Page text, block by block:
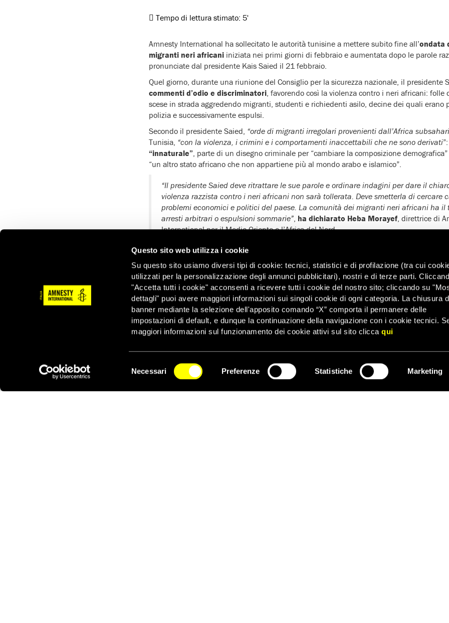
Questo sito web utilizza i cookie
Su questo sito usiamo diversi tipi di cookie: tecnici, statistici e di profilazione (tra cui
utilizzati per la personalizzazione degli annunci pubblicitari), nostri e di terze parti.
"Accetta tutti i cookie" acconsenti a ricevere tutti i cookie del nostro sito; cliccando su
dettagli" puoi avere maggiori informazioni sui singoli cookie di ogni categoria. La chiusura
banner mediante la selezione dell'apposito comando “X” comporta il permanere delle
impostazioni di default, e dunque la continuazione della navigazione con i cookie tecnici.
maggiori informazioni sul funzionamento dei cookie attivi sul sito cliccaqui
del
Necessari Preferenze Statistiche Marketing
Tempo di lettura stimato: 5'
Amnesty International ha sollecitato le autorità tunisine a mettere subito fine all’ondata
migranti neri africani iniziata nei primi giorni di febbraio e aumentata dopo le parole
pronunciate dal presidente Kais Saied il 21 febbraio.
Quel giorno, durante una riunione del Consiglio per la sicurezza nazionale, il presidente
commenti d’odio e discriminatori, favorendo così la violenza contro i neri africani: folle
scese in strada aggredendo migranti, studenti e richiedenti asilo, decine dei quali erano
polizia e successivamente espulsi.
Secondo il presidente Saied, “orde di migranti irregolari provenienti dall’Africa
Tunisia, “con la violenza, i crimini e i comportamenti inaccettabili che ne sono derivati
“innaturale”, parte di un disegno criminale per “cambiare la composizione
“un altro stato africano che non appartiene più al mondo arabo e islamico”.
“Il presidente Saied deve ritrattare le sue parole e ordinare indagini per dare il
violenza razzista contro i neri africani non sarà tollerata. Deve smetterla di cercare
problemi economici e politici del paese. La comunità dei migranti neri africani ha il
arresti arbitrari o espulsioni sommarie”, ha dichiarato Heba Morayef, direttrice di
International per il Medio Oriente e l’Africa del Nord.
“Fino ad oggi le autorità tunisine hanno minimizzato se non negato completamente
devono indagare sulle violenze della polizia contro i migranti neri africani, porre subito
impedire ulteriori attacchi razzisti da parte di gruppi violenti o agenti dello stato”, ha
Dopo due settimane di negazione dei fatti e le proteste internazionali suscitate dalle
Saied,il 5 marzo le autorità tunisine hanno annunciato “nuove misure” per favorire
dei migranti che le procedure di rimpatrio “per coloro che vorranno lasciare
Tuttavia, le violenze sono proseguite.
irregolariprovenienti da vari stati dell’Africa subsahariana. Tutti hanno denunciato di
da folle violente e che in almeno tre mesi la polizia, pur presente, è rimasta a guardare.
Avvocati senza frontiere, un’organizzazione non governativa che fornisce aiuto legale ai
migranti, ha dichiarato chedall’inizio di febbraio almeno 840 migranti, studenti e
NEWSLETTER ISCRIVITI